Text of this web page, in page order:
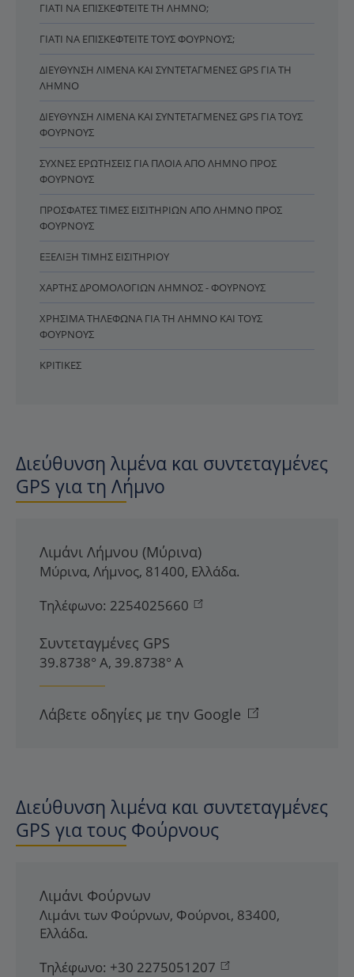
ΓΙΑΤΊ ΝΑ ΕΠΙΣΚΕΦΤΕΊΤΕ ΤΗ ΛΉΜΝΟ;
ΓΙΑΤΊ ΝΑ ΕΠΙΣΚΕΦΤΕΊΤΕ ΤΟΥΣ ΦΟΎΡΝΟΥΣ;
ΔΙΕΎΘΥΝΣΗ ΛΙΜΈΝΑ ΚΑΙ ΣΥΝΤΕΤΑΓΜΈΝΕΣ GPS ΓΙΑ ΤΗ
ΛΉΜΝΟ
ΔΙΕΎΘΥΝΣΗ ΛΙΜΈΝΑ ΚΑΙ ΣΥΝΤΕΤΑΓΜΈΝΕΣ GPS ΓΙΑ ΤΟΥΣ
ΦΟΎΡΝΟΥΣ
ΣΥΧΝΈΣ ΕΡΩΤΉΣΕΙΣ ΓΙΑ ΠΛΟΊΑ ΑΠΌ ΛΉΜΝΟ ΠΡΟΣ
ΦΟΎΡΝΟΥΣ
ΠΡΌΣΦΑΤΕΣ ΤΙΜΈΣ ΕΙΣΙΤΗΡΊΩΝ ΑΠΌ ΛΉΜΝΟ ΠΡΟΣ
ΦΟΎΡΝΟΥΣ
ΕΞΈΛΙΞΗ ΤΙΜΉΣ ΕΙΣΙΤΗΡΊΟΥ
ΧΆΡΤΗΣ ΔΡΟΜΟΛΟΓΊΩΝ ΛΉΜΝΟΣ - ΦΟΎΡΝΟΥΣ
ΧΡΉΣΙΜΑ ΤΗΛΈΦΩΝΑ ΓΙΑ ΤΗ ΛΉΜΝΟ ΚΑΙ ΤΟΥΣ
ΦΟΎΡΝΟΥΣ
ΚΡΙΤΙΚΈΣ
Διεύθυνση λιμένα και συντεταγμένες
GPS για τη Λήμνο
Λιμάνι Λήμνου (Μύρινα)
Μύρινα, Λήμνος, 81400, Ελλάδα.
Τηλέφωνο: 2254025660
Συντεταγμένες GPS
39.8738° Α, 39.8738° Α
Λάβετε οδηγίες με την Google
Διεύθυνση λιμένα και συντεταγμένες
GPS για τους Φούρνους
Λιμάνι Φούρνων
Λιμάνι των Φούρνων, Φούρνοι, 83400,
Ελλάδα.
Τηλέφωνο: +30 2275051207